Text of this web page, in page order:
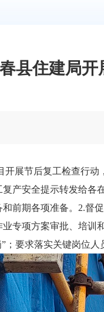
县住建局
展节后复工检查行
产安全提示转发给
前期各项准备。2.
专项方案审批、培
要求落实关键岗位